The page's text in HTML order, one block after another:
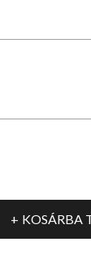
KOSÁRBA